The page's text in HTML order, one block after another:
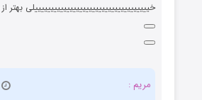
خییییییییییییییییییییییییییییییییییییلی
مریم :